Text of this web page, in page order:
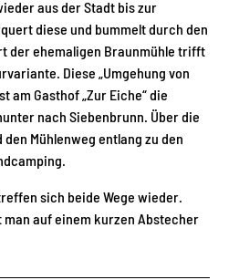
aus der Stadt bis zur
diese und bummelt durch den
der ehemaligen Braunmühle trifft
Diese „Umgehung von
am Gasthof „Zur Eiche“ die
nach Siebenbrunn. Über die
Mühlenweg entlang zu den
sich beide Wege wieder.
auf einem kurzen Abstecher